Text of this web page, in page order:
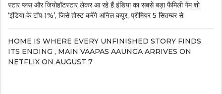
स्टार प्लस और जियोहॉटस्टार लेकर आ रहे हैं इंडिया का सबसे बड़ा फैमिली गेम शो
‘इंडिया के टॉप 1%’, जिसे होस्ट करेंगे अनिल कपूर, प्रीमियर 5 सितम्बर से
HOME IS WHERE EVERY UNFINISHED STORY FINDS
ITS ENDING , MAIN VAAPAS AAUNGA ARRIVES ON
NETFLIX ON AUGUST 7